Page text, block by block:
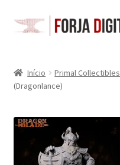
Pular
para
Pular
para
conteúdo
Carrinho
Checkout
Minha Conta
Início Primal Collectibles
(Dragonlance)